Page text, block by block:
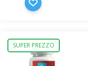
SUPER PREZZO